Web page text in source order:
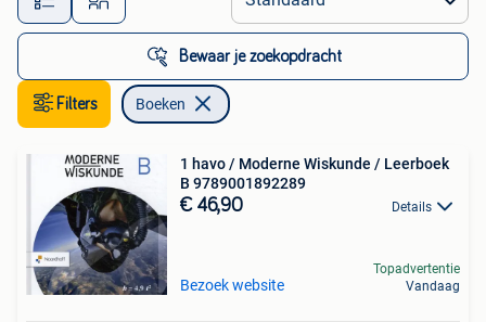
Bewaar je zoekopdracht
Filters Boeken
1 havo / Moderne Wiskunde / Leerboek
B 9789001892289
€ 46,90 Details
Bezoek website
Topadvertentie
Vandaag